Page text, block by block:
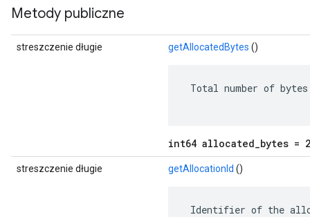
Metody publiczne
streszczenie długie getAllocatedBytes ()
Total number of
int64 allocated_bytes =
streszczenie długie getAllocationId ()
Identifier of the